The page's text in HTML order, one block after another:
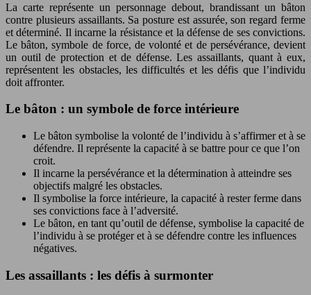
La carte représente un personnage debout, brandissant un bâton
contre plusieurs assaillants. Sa posture est assurée, son regard ferme
et déterminé. Il incarne la résistance et la défense de ses convictions.
Le bâton, symbole de force, de volonté et de persévérance, devient
un outil de protection et de défense. Les assaillants, quant à eux,
représentent les obstacles, les difficultés et les défis que l’individu
doit affronter.
Le bâton : un symbole de force intérieure
Le bâton symbolise la volonté de l’individu à s’affirmer et à se
défendre. Il représente la capacité à se battre pour ce que l’on
croit.
Il incarne la persévérance et la détermination à atteindre ses
objectifs malgré les obstacles.
Il symbolise la force intérieure, la capacité à rester ferme dans
ses convictions face à l’adversité.
Le bâton, en tant qu’outil de défense, symbolise la capacité de
l’individu à se protéger et à se défendre contre les influences
négatives.
Les assaillants : les défis à surmonter